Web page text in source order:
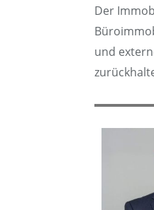
Der
und